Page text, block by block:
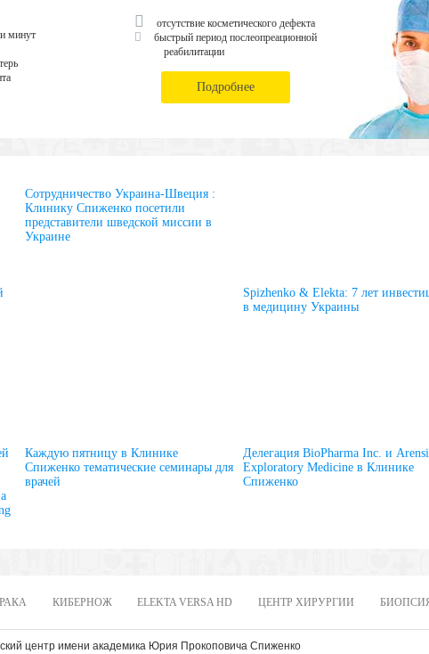
минут
отсутствие косметического дефекта
быстрый период послеопреационной
реабилитации
Подробнее
Сотрудничество Украина-Швеция :
Клинику Спиженко посетили
представители шведской миссии в
Украине
Spizhenko & Elekta: 7 лет
в медицину Украины
Каждую пятницу в Клинике
Спиженко тематические семинары для
врачей
Делегация BioPharma Inc. и
Exploratory Medicine в Клинике
Спиженко
КИБЕРНОЖ ELEKTA VERSA HD ЦЕНТР ХИРУРГИИ
центр имени академика Юрия Прокоповича Спиженко